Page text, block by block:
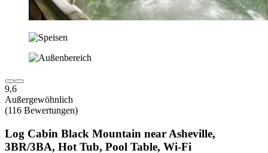
9,6
Außergewöhnlich
(116 Bewertungen)
Log Cabin Black Mountain near Asheville,
3BR/3BA, Hot Tub, Pool Table, Wi-Fi